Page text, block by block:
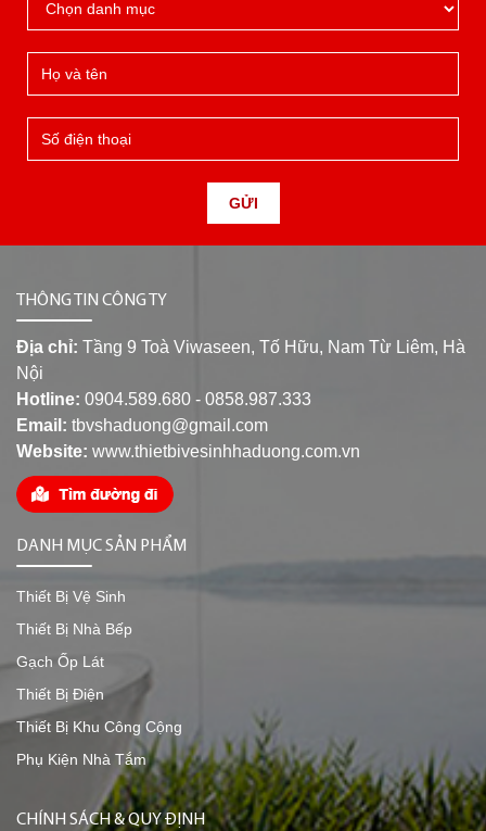
GỬI
THÔNG TIN CÔNG TY
Địa chỉ: Tầng 9 Toà Viwaseen, Tố Hữu, Nam Từ Liêm, Hà
Nội
Hotline: 0904.589.680 - 0858.987.333
Email: tbvshaduong@gmail.com
Website: www.thietbivesinhhaduong.com.vn
DANH MỤC SẢN PHẨM
Thiết Bị Vệ Sinh
Thiết Bị Nhà Bếp
Gạch Ốp Lát
Thiết Bị Điện
Thiết Bị Khu Công Cộng
Phụ Kiện Nhà Tắm
CHÍNH SÁCH & QUY ĐỊNH